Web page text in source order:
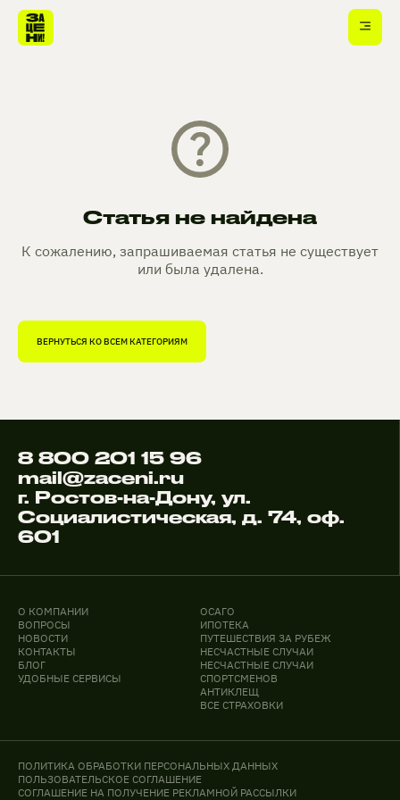
Статья не найдена
К сожалению, запрашиваемая статья не существует
или была удалена.
ВЕРНУТЬСЯ КО ВСЕМ КАТЕГОРИЯМ
8 800 201 15 96
mail@zaceni.ru
г. Ростов-на-Дону, ул.
Социалистическая, д. 74, оф.
601
О КОМПАНИИ
ВОПРОСЫ
НОВОСТИ
КОНТАКТЫ
БЛОГ
УДОБНЫЕ СЕРВИСЫ
ОСАГО
ИПОТЕКА
ПУТЕШЕСТВИЯ ЗА РУБЕЖ
НЕСЧАСТНЫЕ СЛУЧАИ
НЕСЧАСТНЫЕ СЛУЧАИ
СПОРТСМЕНОВ
АНТИКЛЕЩ
ВСЕ СТРАХОВКИ
ПОЛИТИКА ОБРАБОТКИ ПЕРСОНАЛЬНЫХ ДАННЫХ
ПОЛЬЗОВАТЕЛЬСКОЕ СОГЛАШЕНИЕ
СОГЛАШЕНИЕ НА ПОЛУЧЕНИЕ РЕКЛАМНОЙ РАССЫЛКИ